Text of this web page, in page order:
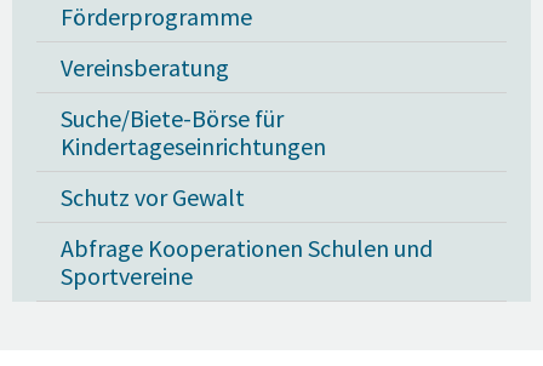
Förderprogramme
Vereinsberatung
Suche/Biete-Börse für
Kindertageseinrichtungen
Schutz vor Gewalt
Abfrage Kooperationen Schulen und
Sportvereine